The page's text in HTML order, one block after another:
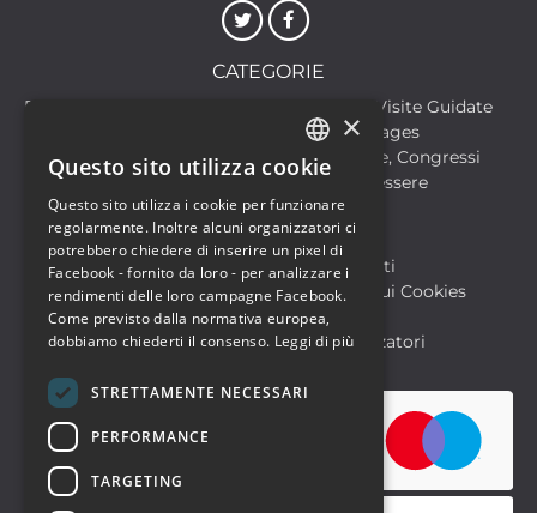
CATEGORIE
Discoteche
Escursioni & Visite Guidate
Food & Beverages
Formazione
Meeting, Fiere, Congressi
Musica, Eventi Live, Club
Salute & Benessere
Sport & Motori
Biglietteria SIAE
Archivio Eventi
Informativa sulla Privacy
Informativa sui Cookies
Condizioni di utilizzo
Help
FAQ Utenti
FAQ Organizzatori
ITALIAN
ENGLISH
×
Questo sito utilizza cookie
Questo sito utilizza i cookie per funzionare
regolarmente. Inoltre alcuni organizzatori ci
potrebbero chiedere di inserire un pixel di
Facebook - fornito da loro - per analizzare i
rendimenti delle loro campagne Facebook.
Come previsto dalla normativa europea,
dobbiamo chiederti il consenso. Leggi di più
STRETTAMENTE NECESSARI
PERFORMANCE
TARGETING